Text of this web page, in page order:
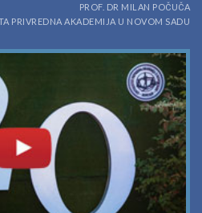
PROF. DR MILAN POČUČA
PRIVREDNA AKADEMIJA U NOVOM SADU